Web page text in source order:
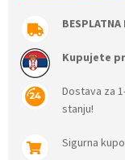
BESPLATNA
Kupujete
Dostava za
stanju!
Sigurna